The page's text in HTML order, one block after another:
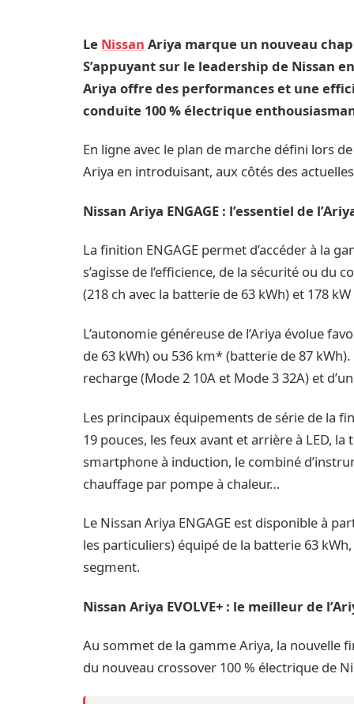
Le Nissan Ariya marque un nouveau
S’appuyant sur le leadership de Nissan
Ariya offre des performances et une
conduite 100 % électrique
En ligne avec le plan de marche défini lors
Ariya en introduisant, aux côtés des
Nissan Ariya ENGAGE : l’essentiel de
La finition ENGAGE permet d’accéder à la
s’agisse de l’efficience, de la sécurité ou
(218 ch avec la batterie de 63 kWh) et 178
L’autonomie généreuse de l’Ariya évolue
de 63 kWh) ou 536 km* (batterie de 87
recharge (Mode 2 10A et Mode 3 32A) et
Les principaux équipements de série de la
19 pouces, les feux avant et arrière à LED,
smartphone à induction, le combiné
chauffage par pompe à chaleur…
Le Nissan Ariya ENGAGE est disponible à
les particuliers) équipé de la batterie 63
segment.
Nissan Ariya EVOLVE+ : le meilleur de
Au sommet de la gamme Ariya, la nouvelle
du nouveau crossover 100 % électrique de